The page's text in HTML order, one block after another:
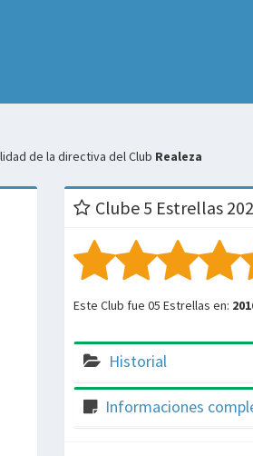
de la directiva del Club Realeza
Clube 5 Estrellas
Este Club fue 05 Estrellas en:
Historial
Informaciones